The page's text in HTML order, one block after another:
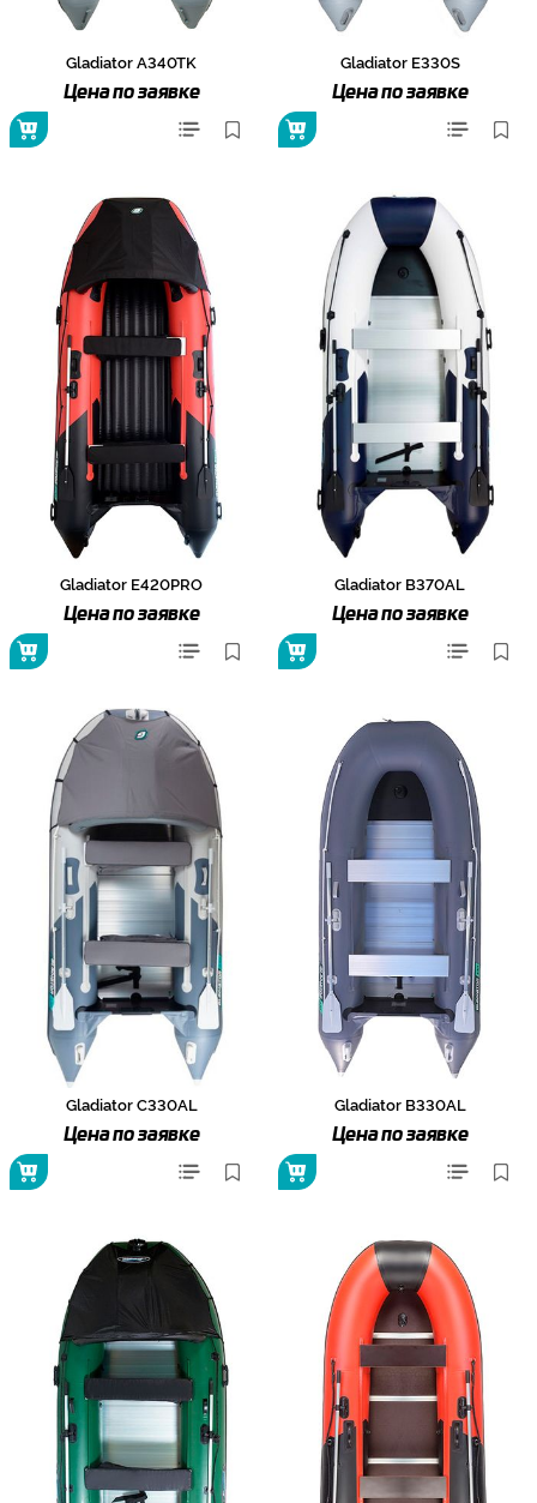
Gladiator A340TK
Цена по заявке
Gladiator E330S
Цена по заявке
Gladiator E420PRO
Цена по заявке
Gladiator B370AL
Цена по заявке
Gladiator C330AL
Цена по заявке
Gladiator B330AL
Цена по заявке